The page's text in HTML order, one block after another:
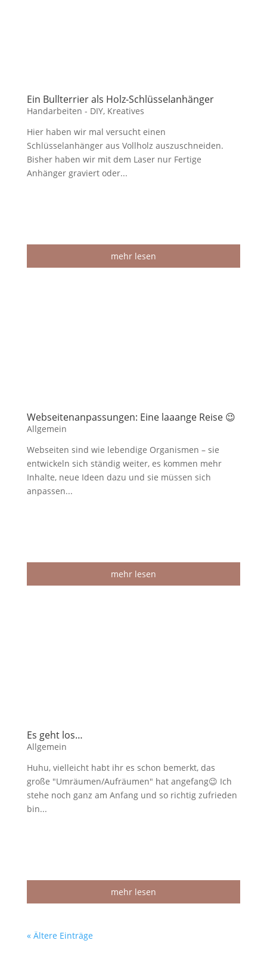
Ein Bullterrier als Holz-Schlüsselanhänger
Handarbeiten - DIY, Kreatives
Hier haben wir mal versucht einen
Schlüsselanhänger aus Vollholz auszuschneiden.
Bisher haben wir mit dem Laser nur Fertige
Anhänger graviert oder...
mehr lesen
Webseitenanpassungen: Eine laaange Reise 😉
Allgemein
Webseiten sind wie lebendige Organismen – sie
entwickeln sich ständig weiter, es kommen mehr
Inhalte, neue Ideen dazu und sie müssen sich
anpassen...
mehr lesen
Es geht los…
Allgemein
Huhu, vielleicht habt ihr es schon bemerkt, das
große "Umräumen/Aufräumen" hat angefang😉 Ich
stehe noch ganz am Anfang und so richtig zufrieden
bin...
mehr lesen
« Ältere Einträge